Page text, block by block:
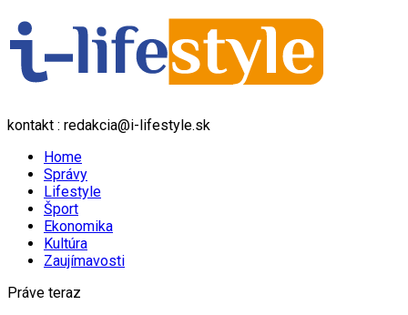
kontakt : redakcia@i-lifestyle.sk
Home
Správy
Lifestyle
Šport
Ekonomika
Kultúra
Zaujímavosti
Práve teraz